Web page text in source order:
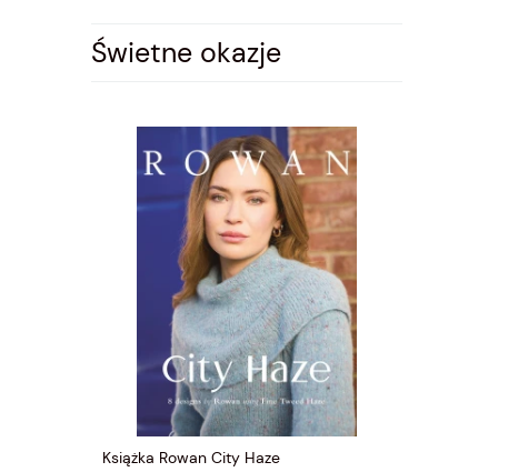
Świetne okazje
Książka Rowan City Haze